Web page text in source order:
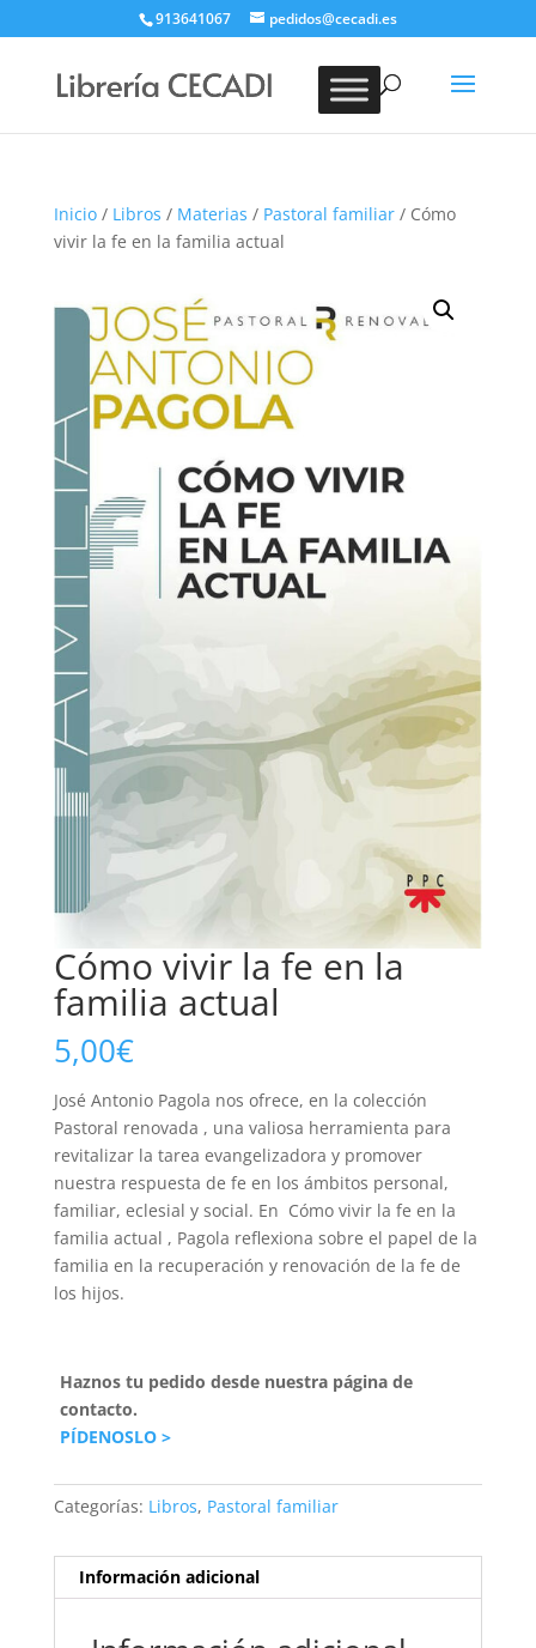
913641067 pedidos@cecadi.es
BUSCAR
Inicio/ Libros / Materias / Pastoral familiar/ Cómo
vivir la fe en la familia actual
Cómo vivir la fe en la
familia actual
5,00€
José Antonio Pagola nos ofrece, en la colección
Pastoral renovada , una valiosa herramienta para
revitalizar la tarea evangelizadora y promover
nuestra respuesta de fe en los ámbitos personal,
familiar, eclesial y social. En Cómo vivir la fe en la
familia actual , Pagola reflexiona sobre el papel de la
familia en la recuperación y renovación de la fe de
los hijos.
Haznos tu pedido desde nuestra página de
contacto.
PÍDENOSLO >
Categorías: Libros, Pastoral familiar
Información adicional